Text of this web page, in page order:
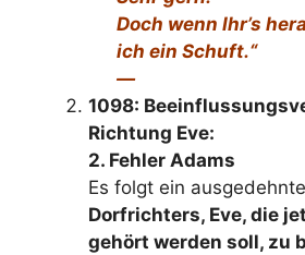
Doch wenn Ihr’s
ich ein Schuft.“
—
1098:
Richtung Eve:
2. Fehler Adams
Es folgt ein
Dorfrichters, Eve, die
gehört werden soll, zu